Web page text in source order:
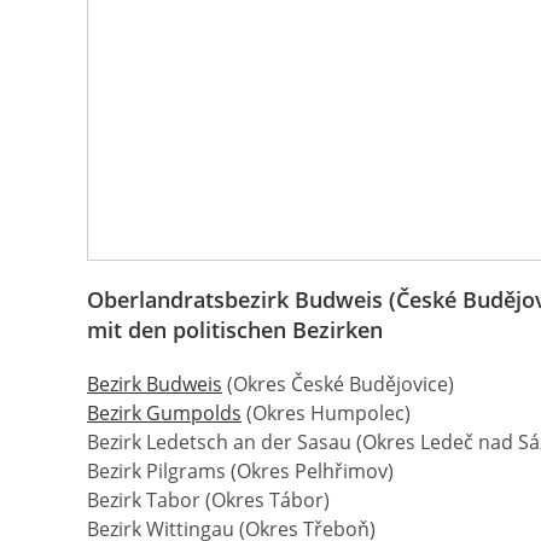
Oberlandratsbezirk Budweis (České
mit den politischen Bezirken
Bezirk Budweis (Okres České Budějovice)
Bezirk Gumpolds (Okres Humpolec)
Bezirk Ledetsch an der Sasau (Okres Ledeč nad
Bezirk Pilgrams (Okres Pelhřimov)
Bezirk Tabor (Okres Tábor)
Bezirk Wittingau (Okres Třeboň)